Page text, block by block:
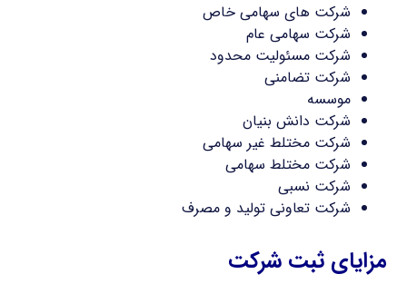
شرکت های سهامی خاص
شرکت سهامی عام
شرکت مسئولیت محدود
شرکت تضامنی
موسسه
شرکت دانش بنیان
شرکت مختلط غیر سهامی
شرکت مختلط سهامی
شرکت نسبی
شرکت تعاونی تولید و مصرف
مزایای ثبت شرکت